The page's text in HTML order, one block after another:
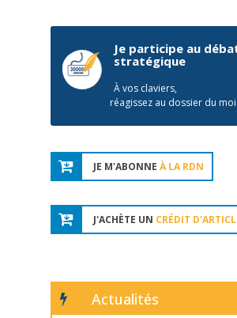
Je participe au
stratégique
À vos claviers,
réagissez au dossier du
JE M'ABONNE À LA RDN
J'ACHÈTE UN CRÉDIT
Actualités